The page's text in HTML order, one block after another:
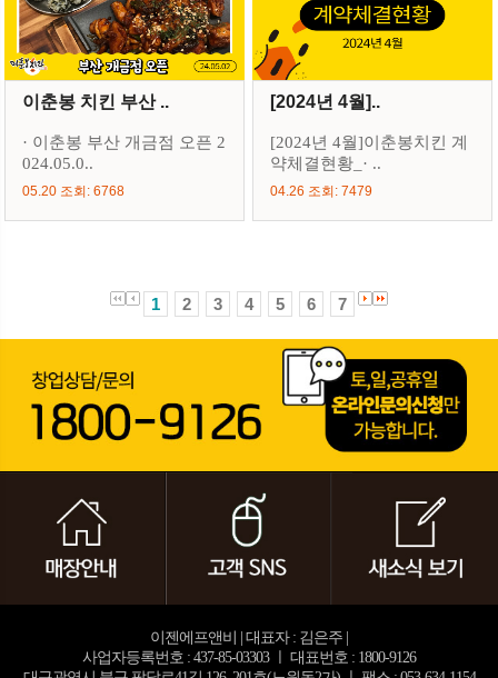
이춘봉 치킨 부산 ..
· 이춘봉 부산 개금점 오픈 2
024.05.0..
05.20 조회: 6768
[2024년 4월]..
[2024년 4월]이춘봉치킨 계
약체결현황_· ..
04.26 조회: 7479
1 2 3 4 5 6 7
이젠에프앤비 | 대표자 : 김은주 |
사업자등록번호 : 437-85-03303 ㅣ 대표번호 : 1800-9126